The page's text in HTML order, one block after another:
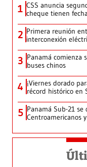
1 CSS anuncia
cheque tienen
2 Primera reunión
interconexión
3 Panamá comienza
buses chinos
4 ¡Viernes dorado
récord histórico en
5 Panamá Sub-21
Centroamericanos